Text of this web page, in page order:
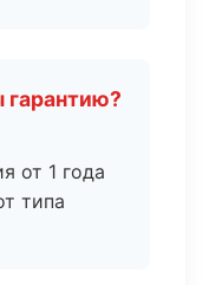
гарантию?
от 1 года
типа